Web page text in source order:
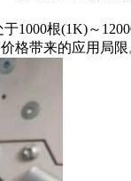
根(1K)～
格带来的应用局限